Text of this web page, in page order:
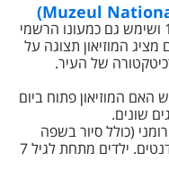
המוזיאון שוכן בבניין שנבנה במאה ה-19 ושימש גם כמעונו הרשמי
המוזיאון תצוגה על
של העיר.
מראש האם המוזיאון פתוח ביום
שונים.
רומני (כולל סיור בשפה
שאינה רומנית). הנחות לגמלאים ולסטודנטים. ילדים מתחת לגיל 7